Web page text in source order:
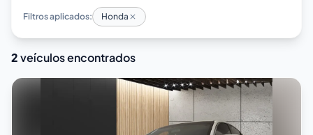
Filtros aplicados: Honda
2veículos encontrados